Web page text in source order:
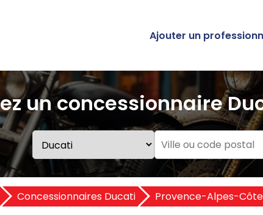
Ajouter un
un concessionnaire
Concessionnaires Ducati Provence-Alpes-